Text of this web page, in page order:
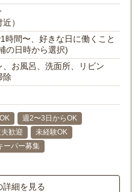
）
時間〜、好きな日に働くこと
の日時から選択)
、お風呂、洗面所、リビン
除
週2〜3日からOK
歓迎
未経験OK
ーパー募集
詳細を見る